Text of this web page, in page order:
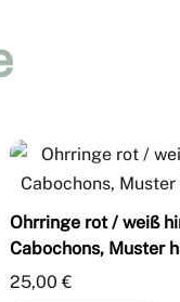
Ohrringe rot / weiß
Cabochons, Muster
25,00€